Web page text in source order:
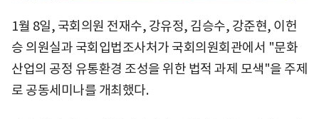
1월 8일, 국회의원 전재수, 강유정, 김승수, 강준현, 이헌
승 의원실과 국회입법조사처가 국회의원회관에서 "문화
산업의 공정 유통환경 조성을 위한 법적 과제 모색"을 주제
로 공동세미나를 개최했다.